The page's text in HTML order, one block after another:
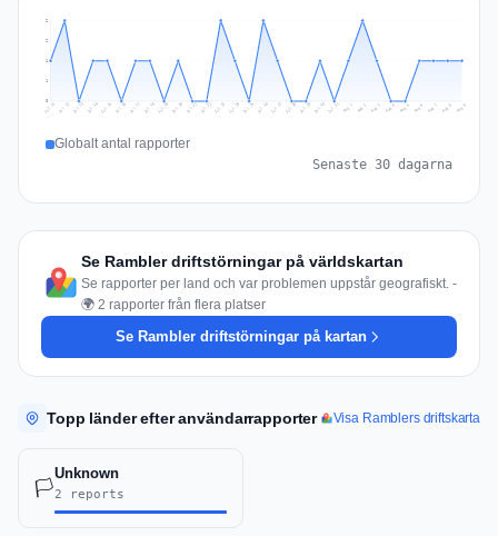
1
1
2
2
Jul 11 Jul 12 Jul 13 Jul 14 Jul 15 Jul 16 Jul 17 Jul 18 Jul 19 Jul 20 Jul 21 Jul 22 Jul 23 Jul 24 Jul 25 Jul 26 Jul 27 Jul 28 Jul 29 Jul 30 Jul 31 Aug 1 Aug 2 Aug 3 Aug 4 Aug 5 Aug 6 Aug 7 Aug 8 Aug 9
Globalt antal rapporter
Senaste 30 dagarna
Se Rambler driftstörningar på världskartan
Se rapporter per land och var problemen uppstår geografiskt. -
🌍 2 rapporter från flera platser
Se Rambler driftstörningar på kartan
Topp länder efter användarrapporter Visa Ramblers driftskarta
🏳️
Unknown
2 reports